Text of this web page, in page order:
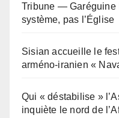
Tribune — Garéguine
système, pas l’Église
Sisian accueille le
arméno-iranien «
Qui « déstabilise »
inquiète le nord de